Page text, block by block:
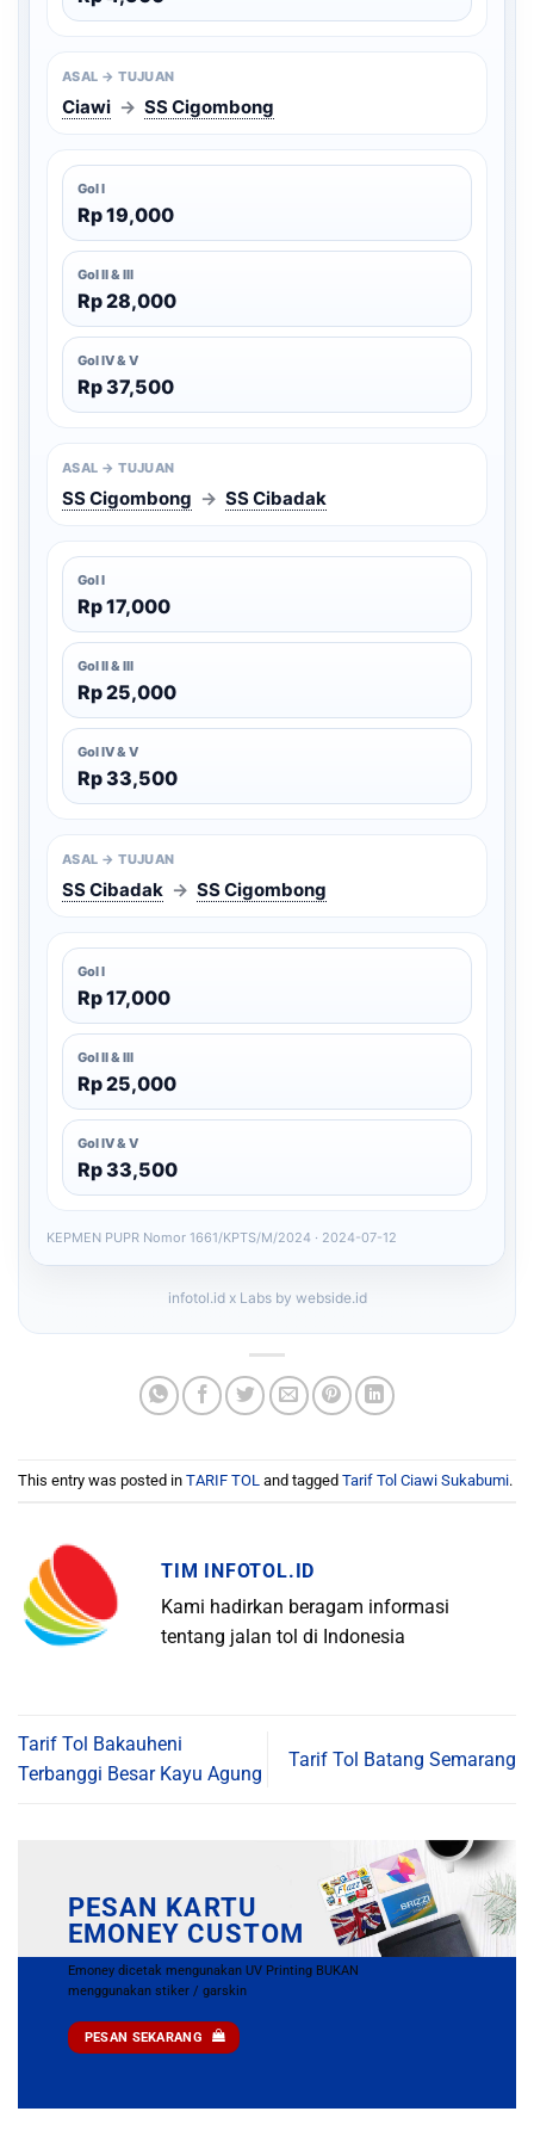
ASAL → TUJUAN
Ciawi → SS Cigombong
Gol I
Rp 19,000
Gol II & III
Rp 28,000
Gol IV & V
Rp 37,500
ASAL → TUJUAN
SS Cigombong → SS Cibadak
Gol I
Rp 17,000
Gol II & III
Rp 25,000
Gol IV & V
Rp 33,500
ASAL → TUJUAN
SS Cibadak → SS Cigombong
Gol I
Rp 17,000
Gol II & III
Rp 25,000
Gol IV & V
Rp 33,500
KEPMEN PUPR Nomor 1661/KPTS/M/2024 · 2024-07-12
infotol.id x Labs by webside.id
This entry was posted in TARIF TOL and tagged Tarif Tol Ciawi Sukabumi.
TIM INFOTOL.ID
Kami hadirkan beragam informasi
tentang jalan tol di Indonesia
Tarif Tol Bakauheni
Terbanggi Besar Kayu Agung
Tarif Tol Batang Semarang
PESAN KARTU
EMONEY CUSTOM
Emoney dicetak mengunakan UV Printing BUKAN
menggunakan stiker / garskin
PESAN SEKARANG